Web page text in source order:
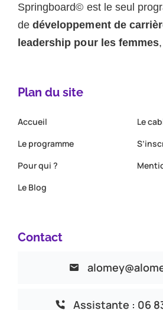
Springboard© est le seul
dedéveloppement de
leadership pour les femmes
Plan du site
Accueil
Le programme
Pour qui ?
Le Blog
Le
Contact
Assistante : 06